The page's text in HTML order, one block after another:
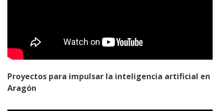
Proyectos para impulsar la inteligencia artificial en
Aragón